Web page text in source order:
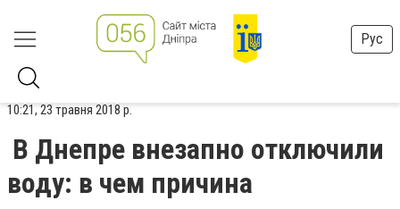
Рус
10:21, 23 травня 2018 р.
В Днепре внезапно отключили
воду: в чем причина